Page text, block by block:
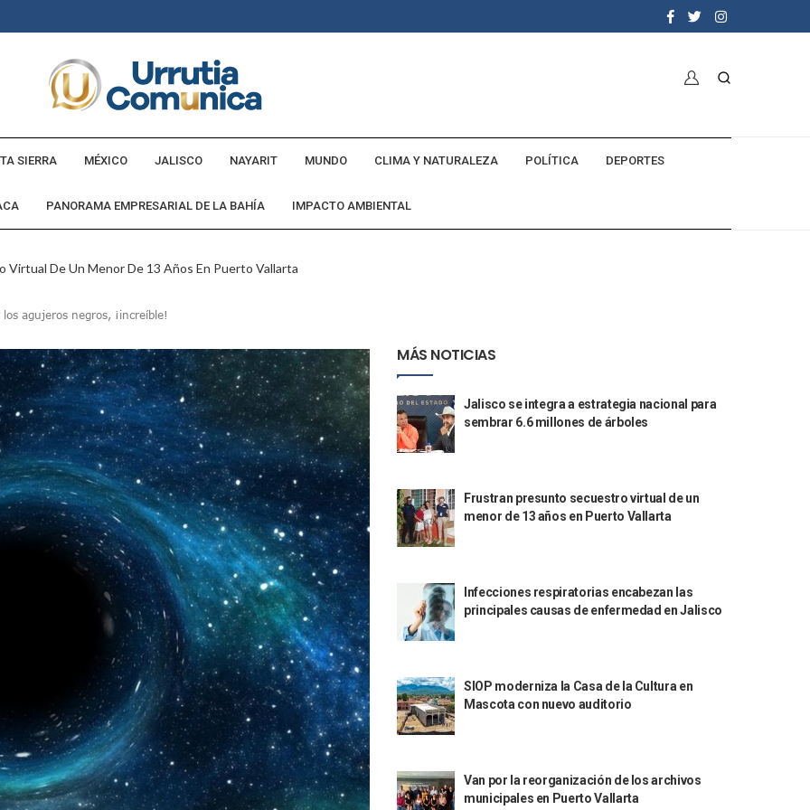
SIERRA MÉXICO JALISCO NAYARIT MUNDO CLIMA Y NATURALEZA POLÍTICA DEPORTES
PANORAMA EMPRESARIAL DE LA BAHÍA IMPACTO AMBIENTAL
Virtual De Un Menor De 13 Años En Puerto Vallarta
Cultura En Mascota Con Nuevo Auditorio
Combate Al CJNG Con Nuevos Cargos Y Objetivos Prioritarios
Márquez, Desaparecido En Puerto Vallarta
Sustento Legal De Las Descargas Residuales Al Mar
Ambiental Por Incendios Históricos
De Tritones Vallarta; Será Financiado Por Privados
En Puerto Vallarta, ¿para Quiénes Aplica Y Cómo Tramitarlas?
Explosión De Una Pipa En Tlaquepaque (VIDEO)
De La Cuarta Transformación A Puerto Vallarta Y Tomatlán
En El Estero El Salado Por Su 26 Aniversario
PriceAgencies Awards 2026 En Ciudad De México
En Puerto Vallarta Para Emprendedores Y Ciudadanía
Integrar La Planilla Del PAN Vallarta Para El 2027
En Seis Colonias Del Centro De Puerto Vallarta
La Labor Del Personal De Servicios Eficientes
Vallarta Con Tormentas Y Ambiente Caluroso
Referentes De La Comunidad LGBT+ En Puerto Vallarta
“Ejército Del Verde” En La Colonia Primero De Mayo
Con 718 Toneladas De Ayuda Humanitaria
agujeros negros, ¡increíble!
MÁS NOTICIAS
Jalisco se integra a estrategia nacional para
sembrar 6.6 millones de árboles
Frustran presunto secuestro virtual de un
menor de 13 años en Puerto Vallarta
Infecciones respiratorias encabezan las
principales causas de enfermedad en Jalisco
SIOP moderniza la Casa de la Cultura en
Mascota con nuevo auditorio
Van por la reorganización de los archivos
municipales en Puerto Vallarta